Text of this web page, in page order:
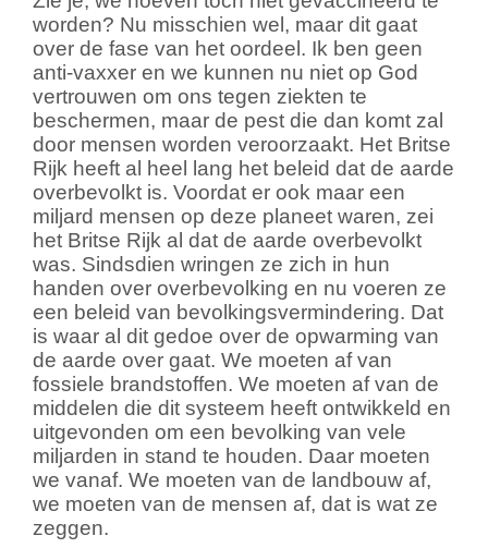
worden? Nu misschien wel, maar dit gaat
over de fase van het oordeel. Ik ben geen
anti-vaxxer en we kunnen nu niet op God
vertrouwen om ons tegen ziekten te
beschermen, maar de pest die dan komt zal
door mensen worden veroorzaakt. Het Britse
Rijk heeft al heel lang het beleid dat de aarde
overbevolkt is. Voordat er ook maar een
miljard mensen op deze planeet waren, zei
het Britse Rijk al dat de aarde overbevolkt
was. Sindsdien wringen ze zich in hun
handen over overbevolking en nu voeren ze
een beleid van bevolkingsvermindering. Dat
is waar al dit gedoe over de opwarming van
de aarde over gaat. We moeten af van
fossiele brandstoffen. We moeten af van de
middelen die dit systeem heeft ontwikkeld en
uitgevonden om een bevolking van vele
miljarden in stand te houden. Daar moeten
we vanaf. We moeten van de landbouw af,
we moeten van de mensen af, dat is wat ze
zeggen.